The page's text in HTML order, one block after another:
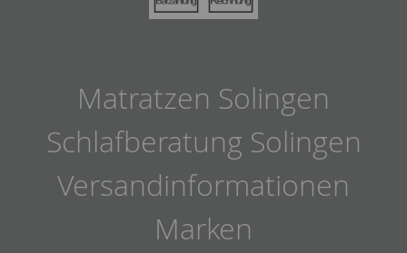
Matratzen Solingen
Schlafberatung Solingen
Versandinformationen
Marken